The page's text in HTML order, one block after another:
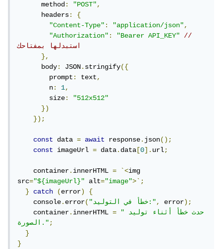
      method
: "POST",
      headers
:
{
"Content-Type": "application/json",
"Authorization": "Bearer API_KEY"
//
استبدلها بمفتاحك
},
      body
: JSON.stringify({
        prompt
: text,
        n
: 1,
        size
:
"512x512"
})
});
const data = await response.json();
const
imageUrl = data.data [0].url;
    container
.innerHTML = `<img
src="${imageUrl}" alt="image">`;
}
catch (error)
{
    console
.error( "خطأ في التوليد:", error);
    container
.innerHTML =
"حدث خطأ أثناء توليد
الصورة.";
}
}